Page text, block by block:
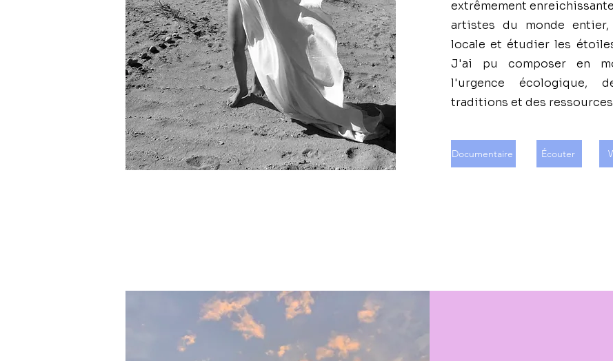
extrêmement
artistes du monde
locale et étudier les
J'ai pu composer en
l'urgence écologique,
traditions et des ressources
Documentaire Écouter